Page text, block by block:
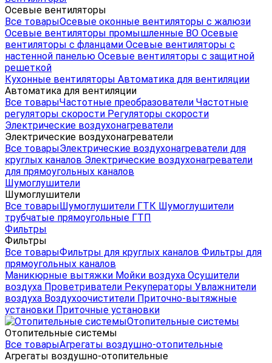
Осевые вентиляторы
Все товарыОсевые оконные вентиляторы с жалюзи
Осевые вентиляторы промышленные ВО Осевые
вентиляторы с фланцами Осевые вентиляторы с
настенной панелью Осевые вентиляторы с защитной
решеткой
Кухонные вентиляторы Автоматика для вентиляции
Автоматика для вентиляции
Все товарыЧастотные преобразователи Частотные
регуляторы скорости Регуляторы скорости
Электрические воздухонагреватели
Электрические воздухонагреватели
Все товарыЭлектрические воздухонагреватели для
круглых каналов Электрические воздухонагреватели
для прямоугольных каналов
Шумоглушители
Шумоглушители
Все товарыШумоглушители ГТК Шумоглушители
трубчатые прямоугольные ГТП
Фильтры
Фильтры
Все товарыФильтры для круглых каналов Фильтры для
прямоугольных каналов
Маникюрные вытяжки Мойки воздуха Осушители
воздуха Проветриватели Рекуператоры Увлажнители
воздуха Воздухоочистители Приточно-вытяжные
установки Приточные установки
Отопительные системы
Отопительные системы
Все товарыАгрегаты воздушно-отопительные
Агрегаты воздушно-отопительные